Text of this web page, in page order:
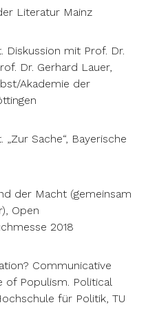
Literatur Mainz
Diskussion mit Prof. Dr.
Dr. Gerhard Lauer,
Akademie der
Sache“, Bayerische
der Macht (gemeinsam
Open
2018
Communicative
of Populism. Political
für Politik, TU